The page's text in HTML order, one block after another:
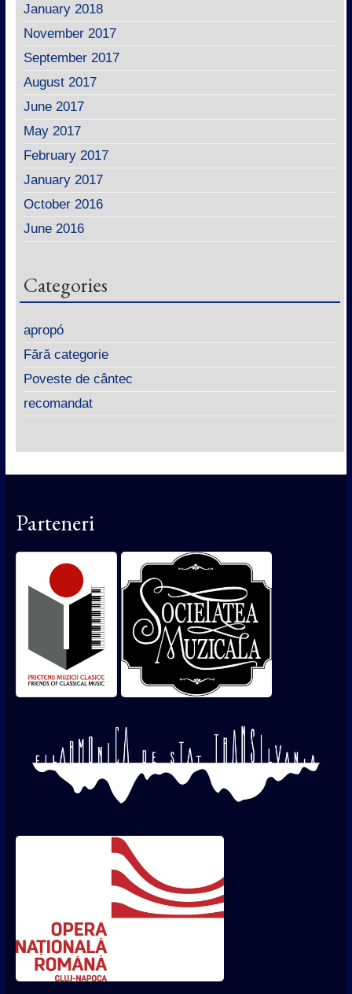
January 2018
November 2017
September 2017
August 2017
June 2017
May 2017
February 2017
January 2017
October 2016
June 2016
Categories
apropó
Fără categorie
Poveste de cântec
recomandat
Parteneri